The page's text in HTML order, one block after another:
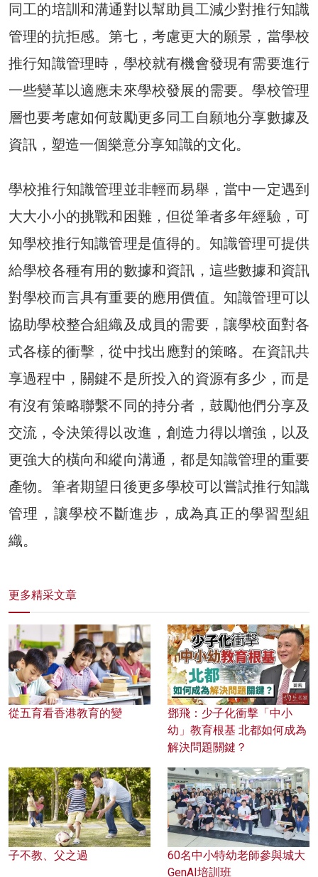
同工的培訓和溝通對以幫助員工減少對推行知識
管理的抗拒感。第七，考慮更大的願景，當學校
推行知識管理時，學校就有機會發現有需要進行
一些變革以適應未來學校發展的需要。學校管理
層也要考慮如何鼓勵更多同工自願地分享數據及
資訊，塑造一個樂意分享知識的文化。
學校推行知識管理並非輕而易舉，當中一定遇到
大大小小的挑戰和困難，但從筆者多年經驗，可
知學校推行知識管理是值得的。知識管理可提供
給學校各種有用的數據和資訊，這些數據和資訊
對學校而言具有重要的應用價值。知識管理可以
協助學校整合組織及成員的需要，讓學校面對各
式各樣的衝擊，從中找出應對的策略。在資訊共
享過程中，關鍵不是所投入的資源有多少，而是
有沒有策略聯繫不同的持分者，鼓勵他們分享及
交流，令決策得以改進，創造力得以增強，以及
更強大的橫向和縱向溝通，都是知識管理的重要
產物。筆者期望日後更多學校可以嘗試推行知識
管理，讓學校不斷進步，成為真正的學習型組
織。
更多精采文章
從五育看香港教育的變
鄧飛：少子化衝擊「中小
幼」教育根基 北都如何成為
解決問題關鍵？
子不教、父之過
60名中小特幼老師參與城大
GenAI培訓班